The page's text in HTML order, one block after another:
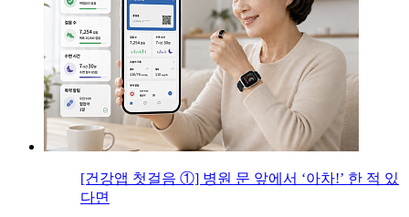
[건강앱 첫걸음 ①] 병원 문 앞에서 ‘아차!’ 한 적 있
다면